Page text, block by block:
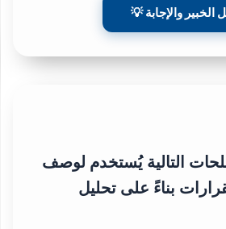
والإجابة 💡
التالية يُستخدم لوصف
بناءً على تحليل